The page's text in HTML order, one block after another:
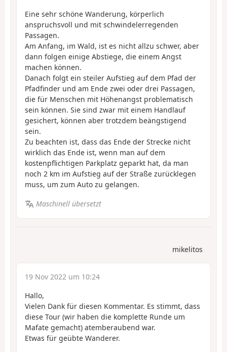
Eine sehr schöne Wanderung, körperlich
anspruchsvoll und mit schwindelerregenden
Passagen.
Am Anfang, im Wald, ist es nicht allzu schwer, aber
dann folgen einige Abstiege, die einem Angst
machen können.
Danach folgt ein steiler Aufstieg auf dem Pfad der
Pfadfinder und am Ende zwei oder drei Passagen,
die für Menschen mit Höhenangst problematisch
sein können. Sie sind zwar mit einem Handlauf
gesichert, können aber trotzdem beängstigend
sein.
Zu beachten ist, dass das Ende der Strecke nicht
wirklich das Ende ist, wenn man auf dem
kostenpflichtigen Parkplatz geparkt hat, da man
noch 2 km im Aufstieg auf der Straße zurücklegen
muss, um zum Auto zu gelangen.
Maschinell übersetzt
mikelitos
19 Nov 2022 um 10:24
Hallo,
Vielen Dank für diesen Kommentar. Es stimmt, dass
diese Tour (wir haben die komplette Runde um
Mafate gemacht) atemberaubend war.
Etwas für geübte Wanderer.